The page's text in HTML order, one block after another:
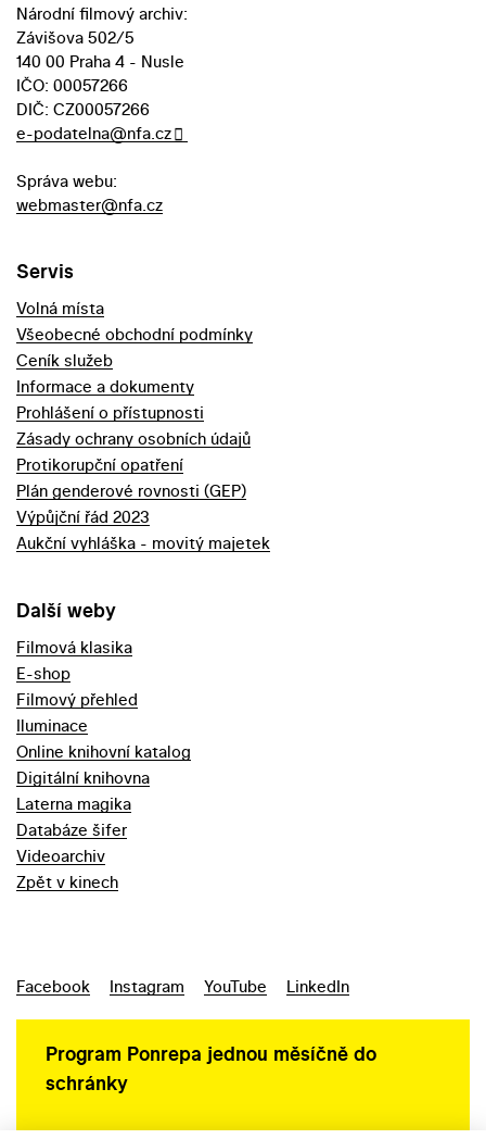
Národní filmový archiv:
Závišova 502/5
140 00 Praha 4 - Nusle
IČO: 00057266
DIČ: CZ00057266
e-podatelna@nfa.cz
Správa webu:
webmaster@nfa.cz
Servis
Volná místa
Všeobecné obchodní podmínky
Ceník služeb
Informace a dokumenty
Prohlášení o přístupnosti
Zásady ochrany osobních údajů
Protikorupční opatření
Plán genderové rovnosti (GEP)
Výpůjční řád 2023
Aukční vyhláška - movitý majetek
Další weby
Filmová klasika
E-shop
Filmový přehled
Iluminace
Online knihovní katalog
Digitální knihovna
Laterna magika
Databáze šifer
Videoarchiv
Zpět v kinech
Facebook Instagram YouTube LinkedIn
Program Ponrepa jednou měsíčně do
schránky